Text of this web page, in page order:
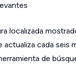
localizada
cada seis
de